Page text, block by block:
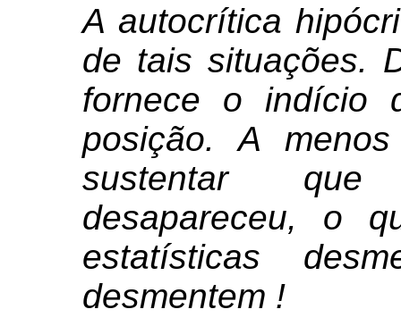
A autocrítica
de tais situações.
fornece o indício
posição. A
sustentar
desapareceu, o
estatísticas
desmentem !